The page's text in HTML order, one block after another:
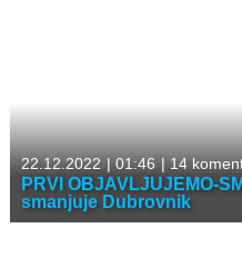
22.12.2022 |01:46 |14
PRVI OBJAVLJUJEMO-
smanjuje Dubrovnik